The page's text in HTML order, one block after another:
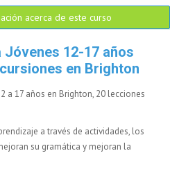
acerca de este curso
12-17 años
en Brighton
a 17 años en Brighton, 20 lecciones
a través de actividades, los
su gramática y mejoran la